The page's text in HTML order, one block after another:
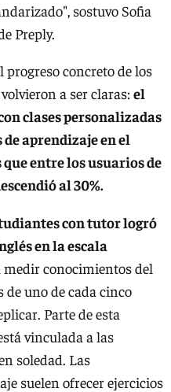
sostuvo Sofia
Preply.
concreto de los
a ser claras:el
clases personalizadas
aprendizaje en el
entre los usuarios de
al 30%.
con tutor logró
en la escala
conocimientos del
de uno de cada cinco
Parte de esta
vinculada a las
soledad. Las
suelen ofrecer ejercicios